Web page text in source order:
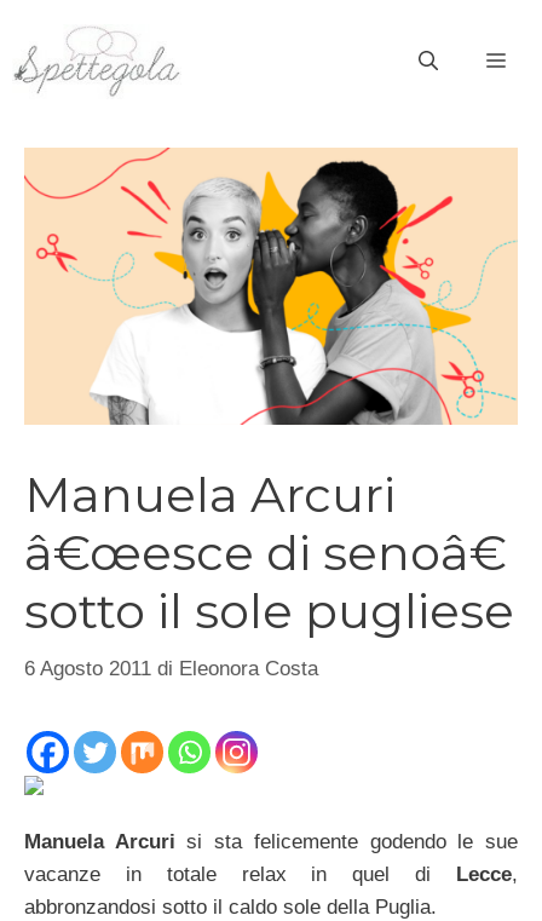
contenuto
Manuela Arcuri
â€œesce di senoâ€
sotto il sole pugliese
6 Agosto 2011 di Eleonora Costa
Manuela Arcurisi sta felicemente godendo le sue
vacanze in totale relax in quel di
Lecce,
abbronzandosi sotto il caldo sole della Puglia.